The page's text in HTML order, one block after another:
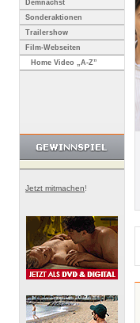
Demnächst
Sonderaktionen
Trailershow
Film-Webseiten
Home Video „A-Z”
Jetzt mitmachen!